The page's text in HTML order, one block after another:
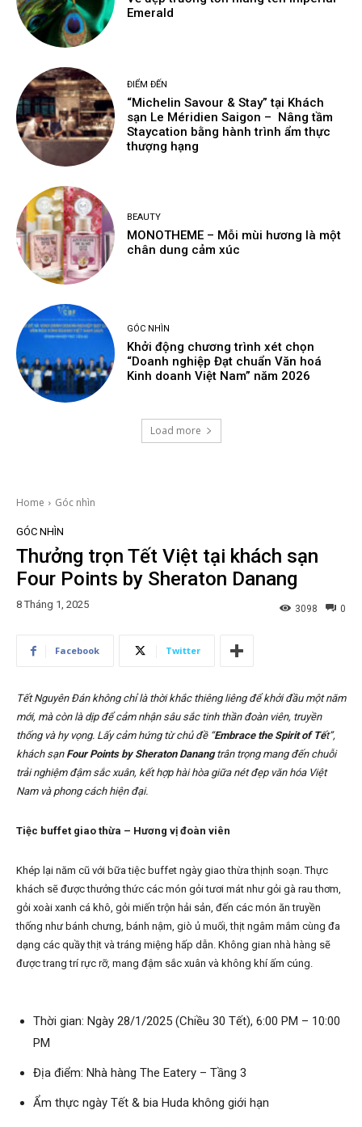
Emerald
ĐIỂM ĐẾN
“Michelin Savour & Stay” tại Khách
sạn Le Méridien Saigon – Nâng tầm
Staycation bằng hành trình ẩm thực
thượng hạng
BEAUTY
MONOTHEME – Mỗi mùi hương là một
chân dung cảm xúc
GÓC NHÌN
Khởi động chương trình xét chọn
“Doanh nghiệp Đạt chuẩn Văn hoá
Kinh doanh Việt Nam” năm 2026
Load more